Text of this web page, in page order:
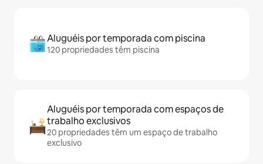
Aluguéis por temporada com piscina
120 propriedades têm piscina
Aluguéis por temporada com espaços de
trabalho exclusivos
20 propriedades têm um espaço de trabalho
exclusivo